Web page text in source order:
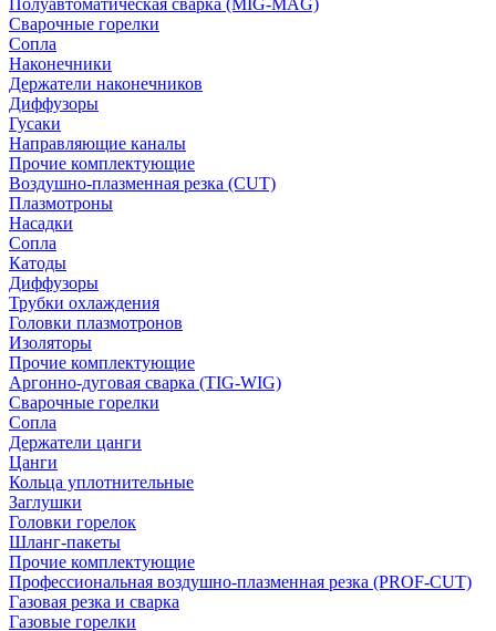
Полуавтоматическая сварка (MIG-MAG)
Сварочные горелки
Сопла
Наконечники
Держатели наконечников
Диффузоры
Гусаки
Направляющие каналы
Прочие комплектующие
Воздушно-плазменная резка (CUT)
Плазмотроны
Насадки
Сопла
Катоды
Диффузоры
Трубки охлаждения
Головки плазмотронов
Изоляторы
Прочие комплектующие
Аргонно-дуговая сварка (TIG-WIG)
Сварочные горелки
Сопла
Держатели цанги
Цанги
Кольца уплотнительные
Заглушки
Головки горелок
Шланг-пакеты
Прочие комплектующие
Профессиональная воздушно-плазменная резка (PROF-CUT)
Газовая резка и сварка
Газовые горелки